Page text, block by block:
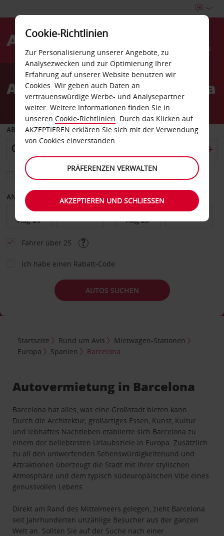
Menü
Welcome
AvisAutovermietung Barcelona
ABHOLEN VON
Eine andere Rückgabestation auswählen
ANFANGSDATUM ENDDATUM
Fahrer über 25
Ich habe einen Rabatt-Code
AUTOS SUCHEN
Startseite Rund um Avis
Mietwagen-Stationen
Europa
Spanien Barcelona
Autovermietung in Barcelona
Barcelona hat alles, was eine Großstadt bieten kann.
Durch die Architektur, großartiges Essen, Kunst, Kultur
und lebhaftes Nachtleben etablierte sich Barcelona zu
einem der beliebtesten Urlaubsziele in Europa. Zusätzlich
zu all den umwerfenden Sehenswürdigkeitenund und
Attraktionen überzeugt die Stadt mit ihrer stylischen
Atmosphäre und dem typisch südeuropäischen Vibe eines
genussvollen Lebens.
Direkt am Rand des Mittelmeers gelegen, zieht Barcelona
seit Jahrhunderten unzählige Besucher aus der ganzen
Welt an. Sollten Sie auf der Suche nach einer
Cookie-Richtlinien
Zur Personalisierung unserer Angebote, zu
Analysezwecken und zur Optimierung Ihrer
Erfahrung auf unserer Website benutzen wir
Cookies. Wir geben auch Daten an
vertrauenswürdige Werbe- und Analysepartner
weiter. Weitere Informationen finden Sie in
unseren Cookie-Richtlinien. Durch das Klicken auf
AKZEPTIEREN erklären Sie sich mit der Verwendung
von Cookies einverstanden.
PRÄFERENZEN VERWALTEN
AKZEPTIEREN UND SCHLIESSEN